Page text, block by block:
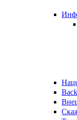
Back